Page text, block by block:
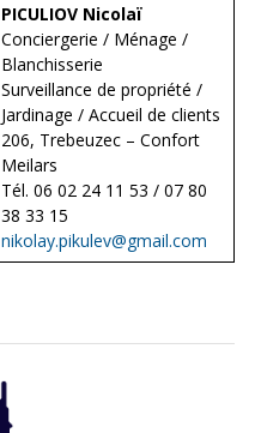
PICULIOV Nicolaï
Conciergerie / Ménage /
Blanchisserie
Surveillance de propriété /
Jardinage / Accueil de clients
206, Trebeuzec – Confort
Meilars
Tél. 06 02 24 11 53 / 07 80
38 33 15
nikolay.pikulev@gmail.com